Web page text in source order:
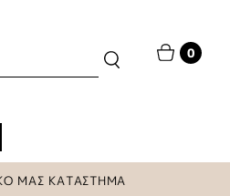
0
ΚΑΤΑΣΤΗΜΑ